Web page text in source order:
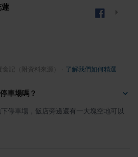
記（附資料來源） 了解我們如何精選
車場嗎？
停車場，飯店旁邊還有一大塊空地可以